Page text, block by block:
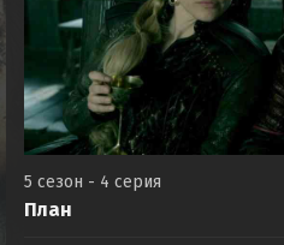
5 сезон - 4 серия
План